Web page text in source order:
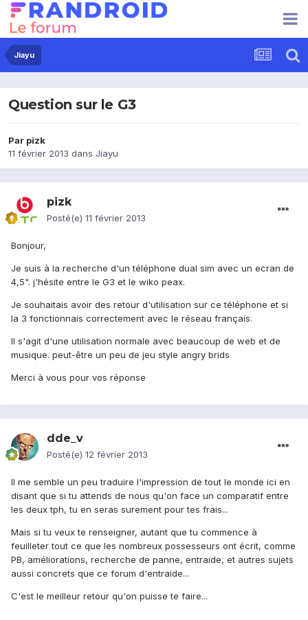
Jiayu
Question sur le G3
Par pizk
11 février 2013 dans Jiayu
pizk
Posté(e) 11 février 2013
Bonjour,
Je suis à la recherche d'un téléphone dual sim avec un ecran de
4,5". j'hésite entre le G3 et le wiko peax.
Je souhaitais avoir des retour d'utilisation sur ce téléphone et si
la 3 fonctionnais correctement avec le réseau français.
Il s'agit d'une utilisation normale avec beaucoup de web et de
musique. peut-être un peu de jeu style angry brids
Merci à vous pour vos réponse
dde_v
Posté(e) 12 février 2013
Il me semble un peu traduire l'impression de tout le monde ici en
disant que si tu attends de nous qu'on face un comparatif entre
les deux tph, tu en seras surement pour tes frais...
Mais si tu veux te renseigner, autant que tu commence à
feuilleter tout ce que les nombreux possesseurs ont écrit, comme
PB, améliorations, recherche de panne, entraide, et autres sujets
aussi concrets que ce forum d'entraide...
C'est le meilleur retour qu'on puisse te faire...